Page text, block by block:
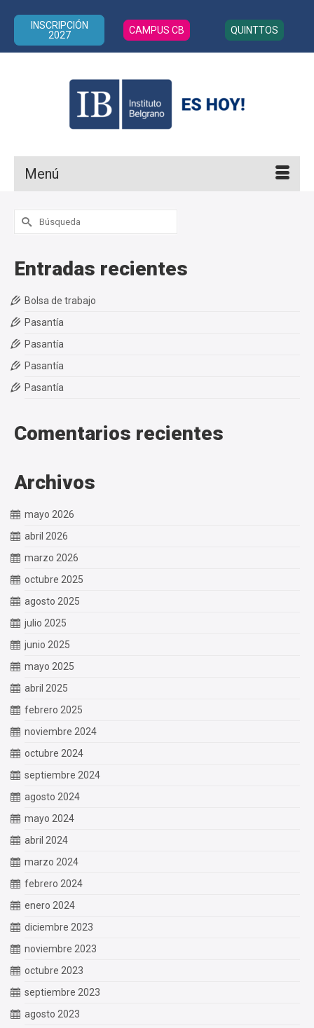
INSCRIPCIÓN
2027
CAMPUS CB QUINTTOS
Menú
Buscar
por:
Entradas recientes
Bolsa de trabajo
Pasantía
Pasantía
Pasantía
Pasantía
Comentarios recientes
Archivos
mayo 2026
abril 2026
marzo 2026
octubre 2025
agosto 2025
julio 2025
junio 2025
mayo 2025
abril 2025
febrero 2025
noviembre 2024
octubre 2024
septiembre 2024
agosto 2024
mayo 2024
abril 2024
marzo 2024
febrero 2024
enero 2024
diciembre 2023
noviembre 2023
octubre 2023
septiembre 2023
agosto 2023